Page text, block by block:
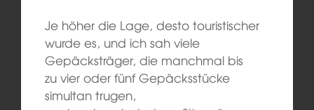
Je höher die Lage, desto touristischer
wurde es, und ich sah viele
Gepäcksträger, die manchmal bis
zu vier oder fünf Gepäcksstücke
simultan trugen,